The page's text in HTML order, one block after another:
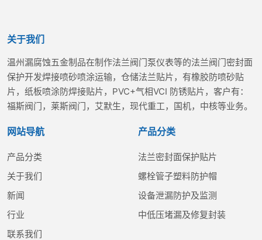
关于我们
温州漏腐蚀五金制品在制作法兰阀门泵仪表等的法兰阀门密封面
保护开发焊接喷砂喷涂运输，仓储法兰贴片，有橡胶防喷砂贴
片，纸板喷涂防焊接贴片，PVC+气相VCI 防锈贴片，客户有：
福斯阀门，莱斯阀门，艾默生，现代重工，国机，中核等业务。
网站导航
产品分类
关于我们
新闻
行业
联系我们
产品分类
法兰密封面保护贴片
螺栓管子塑料防护帽
设备泄漏防护及监测
中低压堵漏及修复封装